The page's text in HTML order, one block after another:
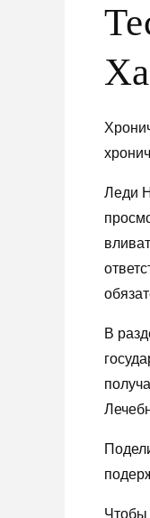
Леди
В
Чтобы